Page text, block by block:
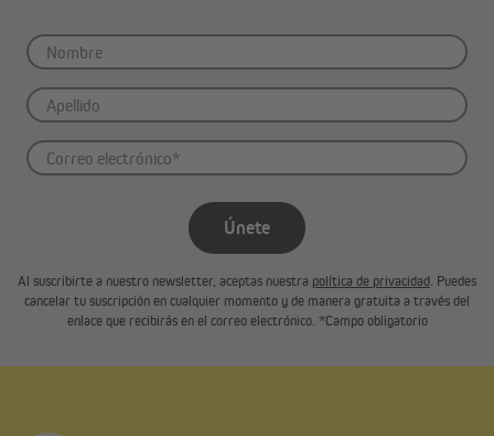
Únete
Al suscribirte a nuestro newsletter, aceptas nuestra política de privacidad. Puedes
cancelar tu suscripción en cualquier momento y de manera gratuita a través del
enlace que recibirás en el correo electrónico. *Campo obligatorio